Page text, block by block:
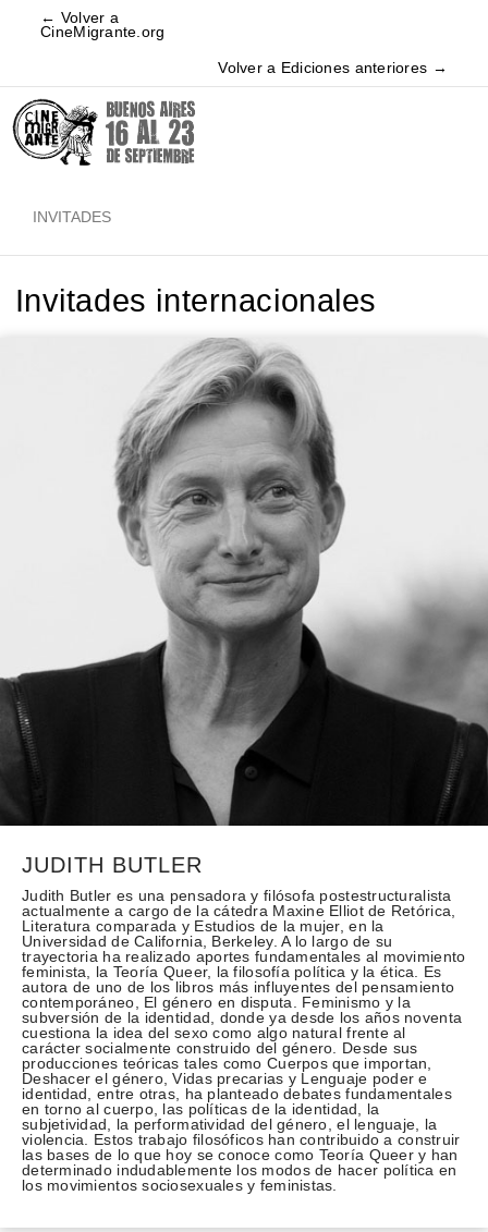
← Volver a
CineMigrante.org
Volver a Ediciones anteriores →
INVITADES
Invitades internacionales
JUDITH BUTLER
Judith Butler es una pensadora y filósofa postestructuralista
actualmente a cargo de la cátedra Maxine Elliot de Retórica,
Literatura comparada y Estudios de la mujer, en la
Universidad de California, Berkeley. A lo largo de su
trayectoria ha realizado aportes fundamentales al movimiento
feminista, la Teoría Queer, la filosofía política y la ética. Es
autora de uno de los libros más influyentes del pensamiento
contemporáneo, El género en disputa. Feminismo y la
subversión de la identidad, donde ya desde los años noventa
cuestiona la idea del sexo como algo natural frente al
carácter socialmente construido del género. Desde sus
producciones teóricas tales como Cuerpos que importan,
Deshacer el género, Vidas precarias y Lenguaje poder e
identidad, entre otras, ha planteado debates fundamentales
en torno al cuerpo, las políticas de la identidad, la
subjetividad, la performatividad del género, el lenguaje, la
violencia. Estos trabajo filosóficos han contribuido a construir
las bases de lo que hoy se conoce como Teoría Queer y han
determinado indudablemente los modos de hacer política en
los movimientos sociosexuales y feministas.